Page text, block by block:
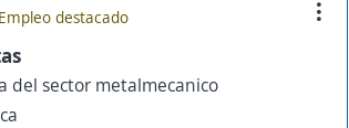
Empleo destacado
del sector metalmecanico